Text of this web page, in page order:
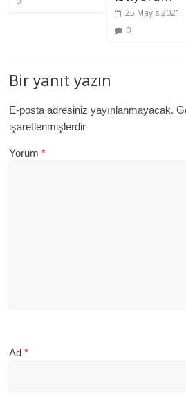
25 Mayıs 2021
0
Bir yanıt yazın
E-posta adresiniz yayınlanmayacak.
işaretlenmişlerdir
Yorum*
Ad*